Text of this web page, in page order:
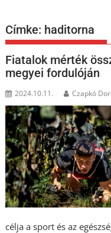
Címke: haditorna
Fiatalok mérték
megyei fordulóján
2024.10.11. Czapkó
célja a sport és az